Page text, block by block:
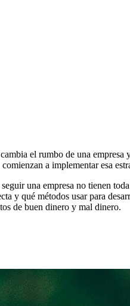
el rumbo de una
a implementar esa
una empresa no tienen
y qué métodos usar para
de buen dinero y mal dinero.